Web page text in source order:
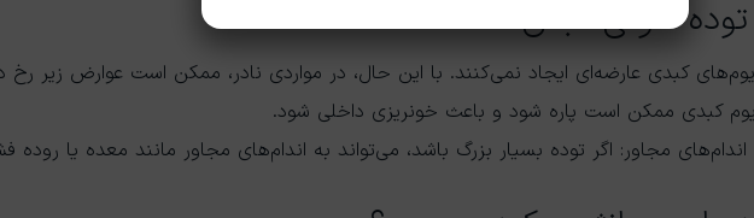
خونی کبدی
کبدی عارضه‌ای ایجاد نمی‌کنند. با این حال، در مواردی نادر، ممکن است عوارض زیر رخ
کبدی ممکن است پاره شود و باعث خونریزی داخلی شود.
مجاور: اگر توده بسیار بزرگ باشد، می‌تواند به اندام‌های مجاور مانند معده یا روده